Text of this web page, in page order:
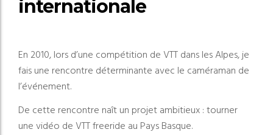
internationale
En 2010, lors d’une compétition de VTT dans les Alpes, je
fais une rencontre déterminante avec le caméraman de
l’événement.
De cette rencontre naît un projet ambitieux : tourner
une vidéo de VTT freeride au Pays Basque.